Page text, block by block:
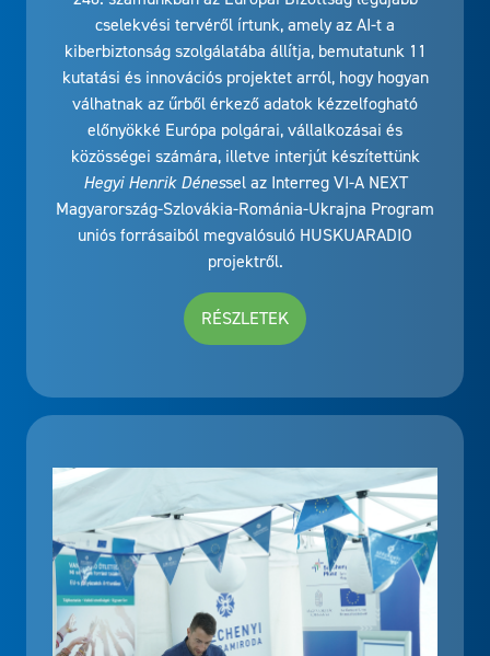
cselekvési tervéről írtunk, amely az AI-t a
kiberbiztonság szolgálatába állítja, bemutatunk 11
kutatási és innovációs projektet arról, hogy hogyan
válhatnak az űrből érkező adatok kézzelfogható
előnyökké Európa polgárai, vállalkozásai és
közösségei számára, illetve interjút készítettünk
Hegyi Henrik Dénes
sel az Interreg VI-A NEXT
Magyarország-Szlovákia-Románia-Ukrajna Program
uniós forrásaiból megvalósuló HUSKUARADIO
projektről.
RÉSZLETEK